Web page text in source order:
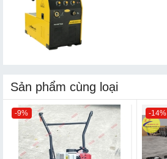
Sản phẩm cùng loại
-9% -14%